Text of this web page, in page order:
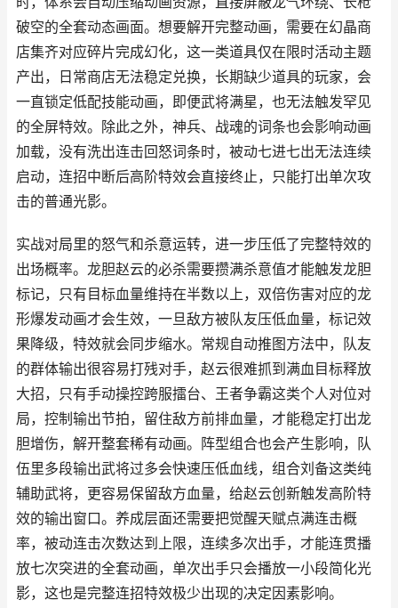
破空的全套动态画面。想要解开完整动画，需要在幻晶商
店集齐对应碎片完成幻化，这一类道具仅在限时活动主题
产出，日常商店无法稳定兑换，长期缺少道具的玩家，会
一直锁定低配技能动画，即便武将满星，也无法触发罕见
的全屏特效。除此之外，神兵、战魂的词条也会影响动画
加载，没有洗出连击回怒词条时，被动七进七出无法连续
启动，连招中断后高阶特效会直接终止，只能打出单次攻
击的普通光影。
实战对局里的怒气和杀意运转，进一步压低了完整特效的
出场概率。龙胆赵云的必杀需要攒满杀意值才能触发龙胆
标记，只有目标血量维持在半数以上，双倍伤害对应的龙
形爆发动画才会生效，一旦敌方被队友压低血量，标记效
果降级，特效就会同步缩水。常规自动推图方法中，队友
的群体输出很容易打残对手，赵云很难抓到满血目标释放
大招，只有手动操控跨服擂台、王者争霸这类个人对位对
局，控制输出节拍，留住敌方前排血量，才能稳定打出龙
胆增伤，解开整套稀有动画。阵型组合也会产生影响，队
伍里多段输出武将过多会快速压低血线，组合刘备这类纯
辅助武将，更容易保留敌方血量，给赵云创新触发高阶特
效的输出窗口。养成层面还需要把觉醒天赋点满连击概
率，被动连击次数达到上限，连续多次出手，才能连贯播
放七次突进的全套动画，单次出手只会播放一小段简化光
影，这也是完整连招特效极少出现的决定因素影响。